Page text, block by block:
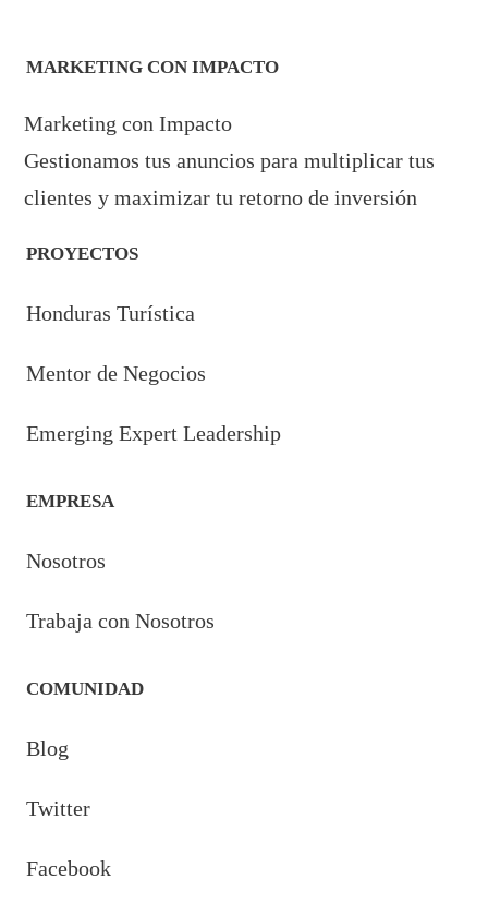
MARKETING CON IMPACTO
Marketing con Impacto
Gestionamos tus anuncios para multiplicar tus
clientes y maximizar tu retorno de inversión
PROYECTOS
Honduras Turística
Mentor de Negocios
Emerging Expert Leadership
EMPRESA
Nosotros
Trabaja con Nosotros
COMUNIDAD
Blog
Twitter
Facebook